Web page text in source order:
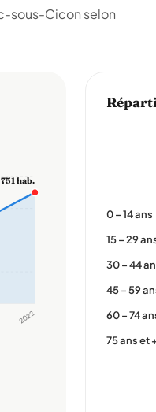
sous-Cicon selon
2022
751 hab.
0 – 14 ans
15 – 29
30 – 44
45 – 59
60 – 74
75 ans et